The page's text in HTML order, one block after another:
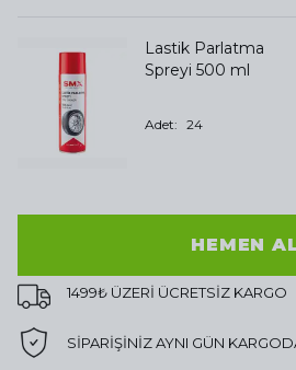
Lastik Parlatma
Spreyi 500 ml
Adet: 24
HEMEN
1499₺ ÜZERİ ÜCRETSİZ KARGO
SİPARİŞİNİZ AYNI GÜN